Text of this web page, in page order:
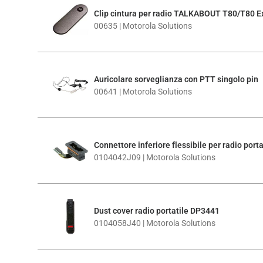
Clip cintura per radio TALKABOUT T80/T80
00635 | Motorola Solutions
Auricolare sorveglianza con PTT singolo pin
00641 | Motorola Solutions
Connettore inferiore flessibile per radio
0104042J09 | Motorola Solutions
Dust cover radio portatile DP3441
0104058J40 | Motorola Solutions